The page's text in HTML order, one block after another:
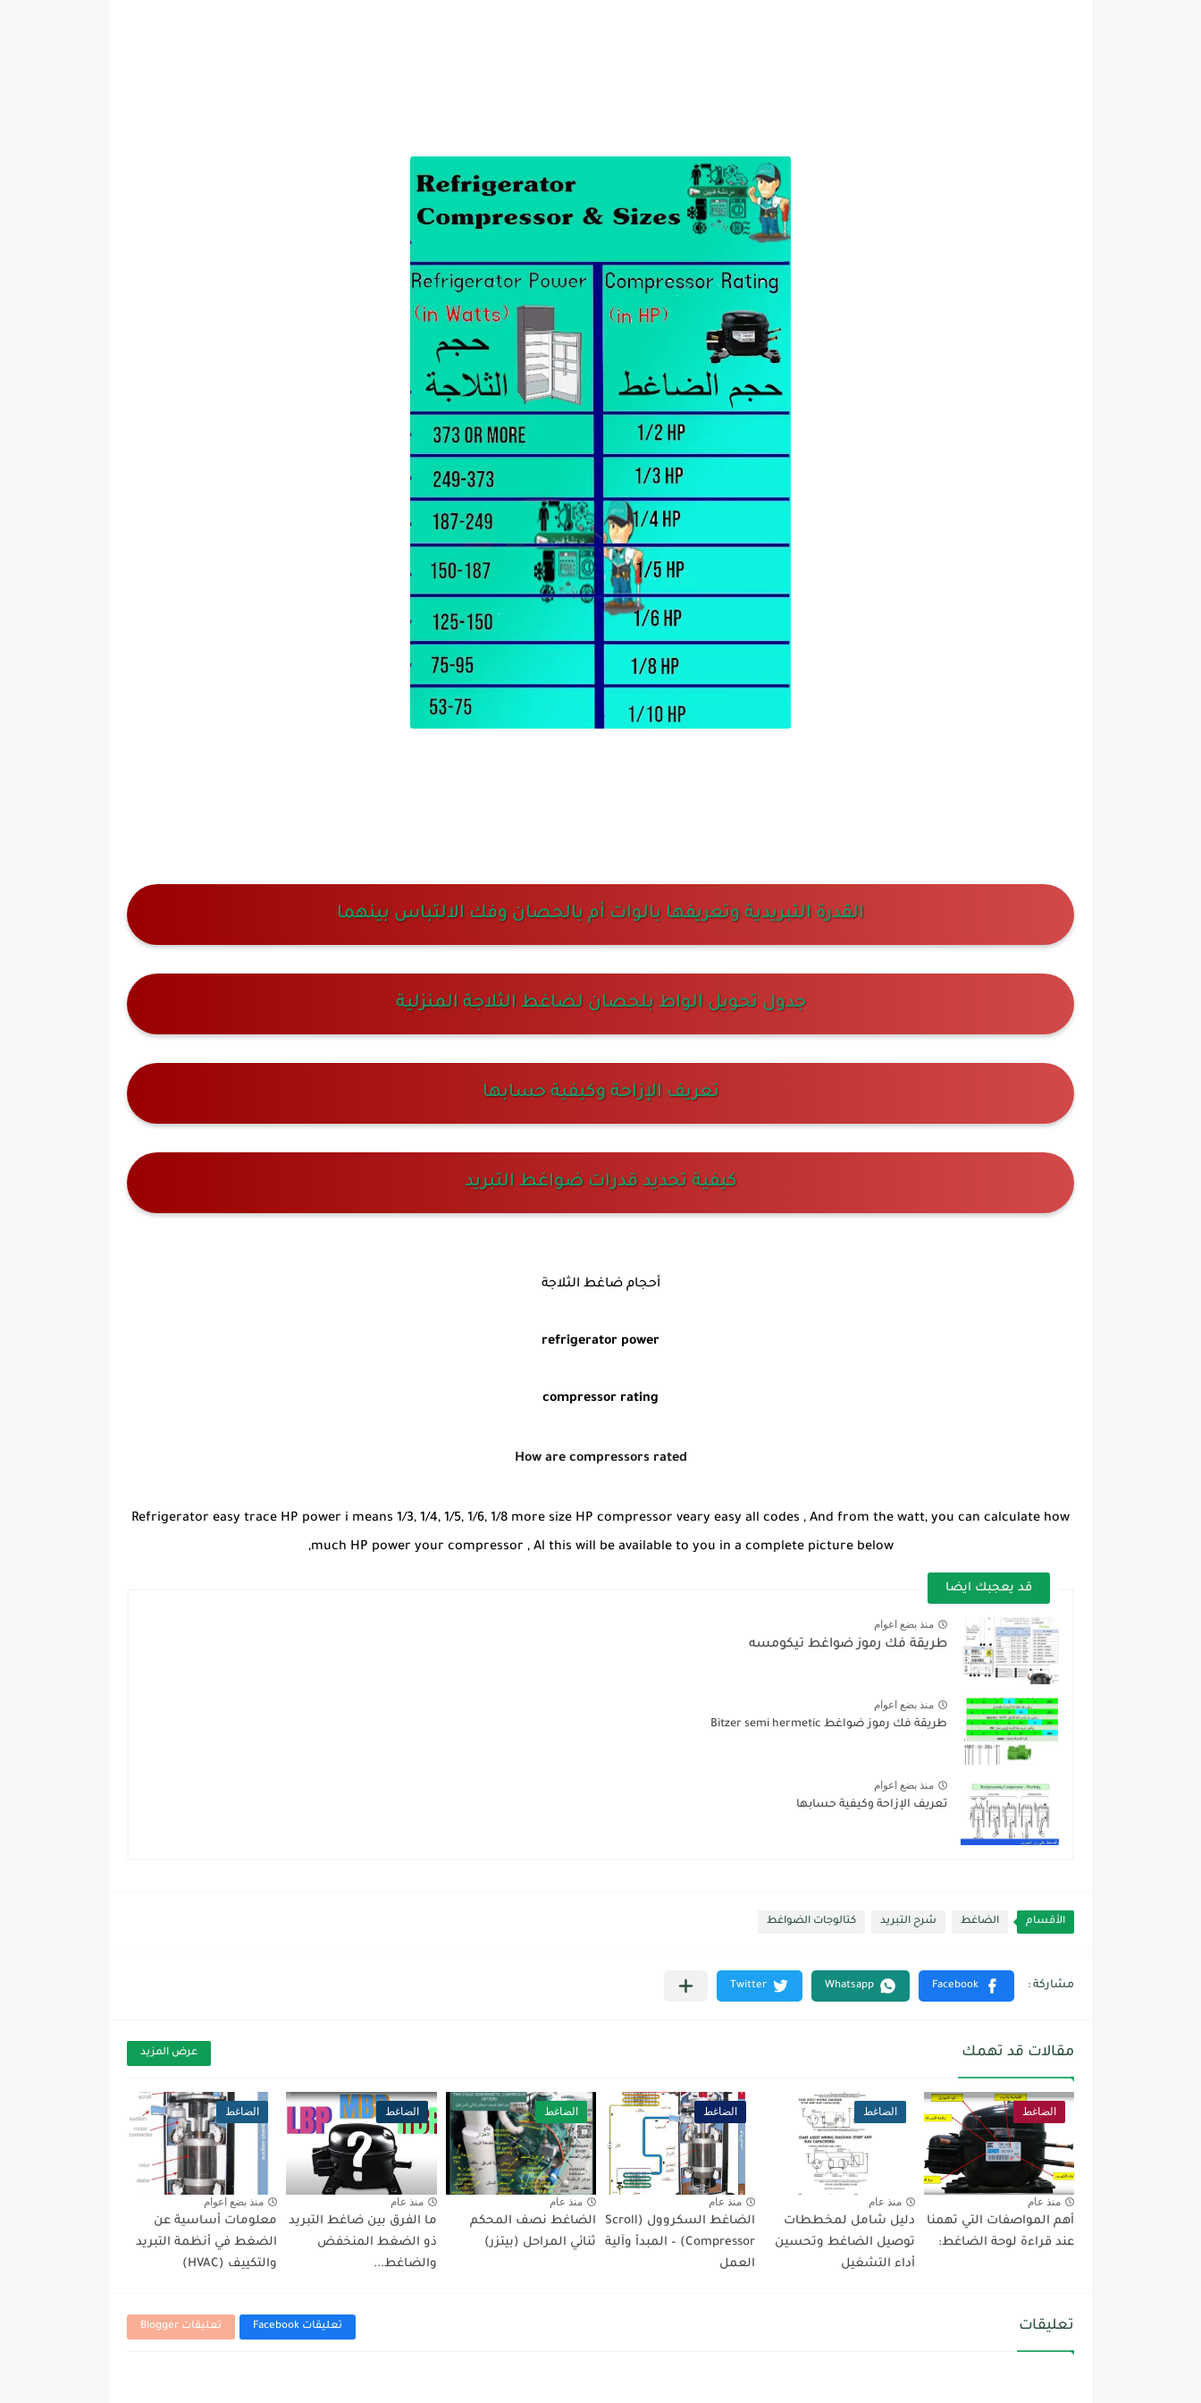
القدرة التبريدية وتعريفها بالوات أم بالحصان وفك الالتباس بينهما
جدول تحويل الواط بلحصان لضاغط الثلاجة المنزلية
تعريف الإزاحة وكيفية حسابها
كيفية تحديد قدرات ضواغط التبريد
أحجام ضاغط الثلاجة
refrigerator power
compressor rating
How are compressors rated
Refrigerator easy trace HP power i means 1/3, 1/4, 1/5, 1/6, 1/8 more size HP compressor veary easy all codes , And from the watt, you can calculate how
much HP power your compressor , Al this will be available to you in a complete picture below,
قد يعجبك ايضا
منذ بضع اعوام
طريقة فك رموز ضواغط تيكومسه
منذ بضع اعوام
طريقة فك رموز ضواغط Bitzer semi hermetic
منذ بضع اعوام
تعريف الإزاحة وكيفية حسابها
الأقسام الضاغط شرح التبريد كتالوجات الضواغط
مقالات قد تهمك عرض المزيد
الضاغط
منذ عام
أهم المواصفات التي تهمنا
عند قراءة لوحة الضاغط:
الضاغط
منذ عام
دليل شامل لمخططات
توصيل الضاغط وتحسين
أداء التشغيل
الضاغط
منذ عام
الضاغط السكروول (Scroll
Compressor) – المبدأ وآلية
العمل
الضاغط
منذ عام
الضاغط نصف المحكم
ثنائي المراحل (بيتزر)
الضاغط
منذ عام
ما الفرق بين ضاغط التبريد
ذو الضغط المنخفض
والضاغط...
الضاغط
منذ بضع اعوام
معلومات أساسية عن
الضغط في أنظمة التبريد
والتكييف (HVAC)
تعليقات تعليقات Facebook تعليقات Blogger